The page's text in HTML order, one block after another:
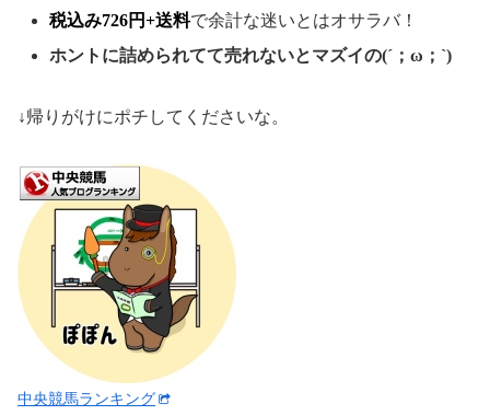
税込み726円+送料で余計な迷いとはオサラバ！
ホントに詰められてて売れないとマズイの(´；ω；`)
↓帰りがけにポチしてくださいな。
中央競馬ランキング